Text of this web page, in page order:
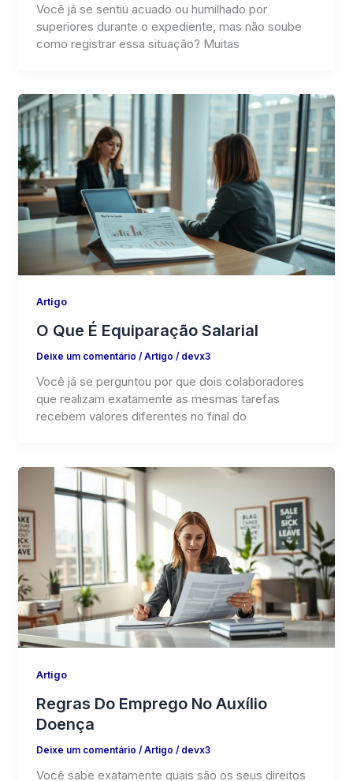
Você já se sentiu acuado ou humilhado por
superiores durante o expediente, mas não soube
como registrar essa situação? Muitas
Artigo
O Que É Equiparação Salarial
Deixe um comentário / Artigo / devx3
Você já se perguntou por que dois colaboradores
que realizam exatamente as mesmas tarefas
recebem valores diferentes no final do
Artigo
Regras Do Emprego No Auxílio
Doença
Deixe um comentário /Artigo / devx3
Você sabe exatamente quais são os seus direitos